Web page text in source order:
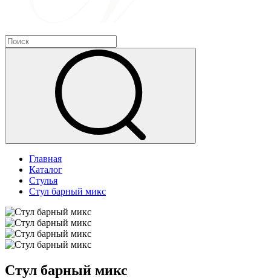
Главная
Каталог
Стулья
Стул барный микс
Стул барный микс